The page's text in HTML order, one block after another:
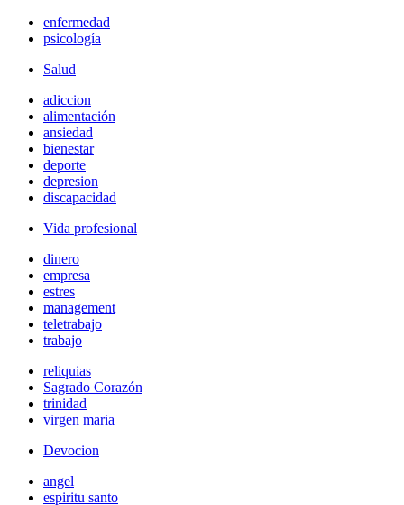
enfermedad
psicología
Salud
adiccion
alimentación
ansiedad
bienestar
deporte
depresion
discapacidad
Vida profesional
dinero
empresa
estres
management
teletrabajo
trabajo
reliquias
Sagrado Corazón
trinidad
virgen maria
Devocion
angel
espiritu santo